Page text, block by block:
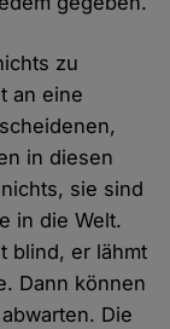
zu
an eine
in diesen
sie sind
in die Welt.
blind, er lähmt
Dann können
Die